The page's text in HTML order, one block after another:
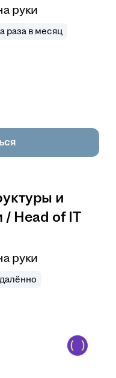
руки
раза в месяц
и
/ Head of IT
руки